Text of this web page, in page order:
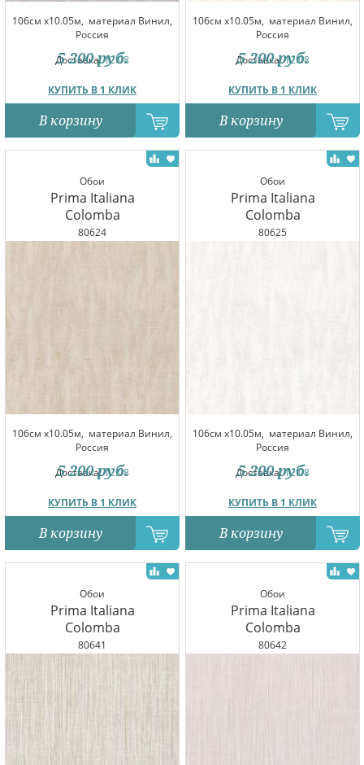
106см x10.05м, материал Винил,
Россия
Доставка:12.08
КУПИТЬ В 1 КЛИК
5 200 руб.
В корзину
106см x10.05м, материал Винил,
Россия
Доставка:12.08
КУПИТЬ В 1 КЛИК
5 200 руб.
В корзину
Обои
Prima Italiana
Colomba
80624
106см x10.05м, материал Винил,
Россия
Доставка:12.08
КУПИТЬ В 1 КЛИК
5 200 руб.
В корзину
Обои
Prima Italiana
Colomba
80625
106см x10.05м, материал Винил,
Россия
Доставка:12.08
КУПИТЬ В 1 КЛИК
5 200 руб.
В корзину
Обои
Prima Italiana
Colomba
80641
Обои
Prima Italiana
Colomba
80642